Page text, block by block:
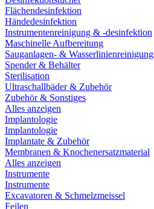
Flächendesinfektion
Händedesinfektion
Instrumentenreinigung & -desinfektion
Maschinelle Aufbereitung
Sauganlagen- & Wasserlinienreinigung
Spender & Behälter
Sterilisation
Ultraschallbäder & Zubehör
Zubehör & Sonstiges
Alles anzeigen
Implantologie
Implantologie
Implantate & Zubehör
Membranen & Knochenersatzmaterial
Alles anzeigen
Instrumente
Instrumente
Excavatoren & Schmelzmeissel
Feilen